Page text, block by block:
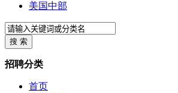
美国中部
招聘分类
首页